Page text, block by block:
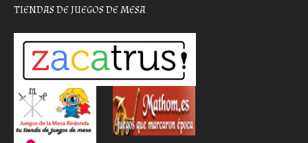
TIENDAS DE JUEGOS DE MESA